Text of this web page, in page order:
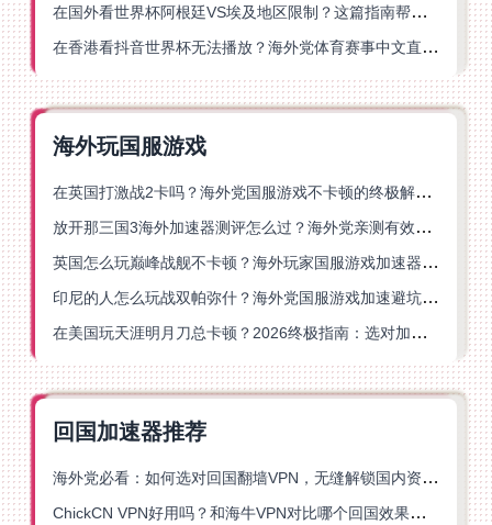
在国外看世界杯阿根廷VS埃及地区限制？这篇指南帮你搞定中文直播+解说
在香港看抖音世界杯无法播放？海外党体育赛事中文直播终极指南
海外玩国服游戏
在英国打激战2卡吗？海外党国服游戏不卡顿的终极解决方案
放开那三国3海外加速器测评怎么过？海外党亲测有效的国服游戏加速指南
英国怎么玩巅峰战舰不卡顿？海外玩家国服游戏加速器终极指南
印尼的人怎么玩战双帕弥什？海外党国服游戏加速避坑指南
在美国玩天涯明月刀总卡顿？2026终极指南：选对加速器让你丝滑连招
回国加速器推荐
海外党必看：如何选对回国翻墙VPN，无缝解锁国内资源？
ChickCN VPN好用吗？和海牛VPN对比哪个回国效果更好？